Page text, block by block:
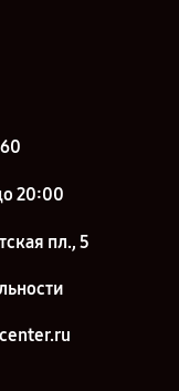
20:00
пл., 5